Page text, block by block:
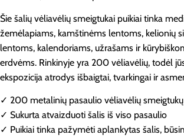
Šie šalių vėliavėlių smeigtukai puikiai tinka
žemėlapiams, kamštinėms lentoms, kelionių
lentoms, kalendoriams, užrašams ir
erdvėms. Rinkinyje yra 200 vėliavėlių, todėl
ekspozicija atrodys išbaigtai, tvarkingai ir
✓ 200 metalinių pasaulio vėliavėlių smeigtukų
✓ Sukurta atvaizduoti šalis iš viso pasaulio
✓ Puikiai tinka pažymėti aplankytas šalis,